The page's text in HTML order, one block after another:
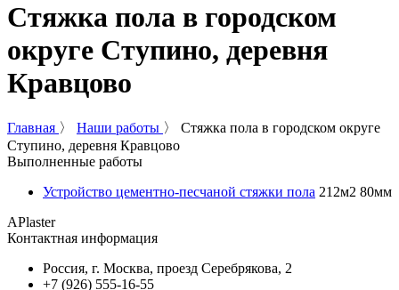
Стяжка пола в городском
округе Ступино, деревня
Кравцово
Главная 〉 Наши работы 〉 Стяжка пола в городском округе
Ступино, деревня Кравцово
Выполненные работы
Устройство цементно-песчаной стяжки пола 212м2 80мм
APlaster
Контактная информация
Россия, г. Москва, проезд Серебрякова, 2
+7 (926) 555-16-55